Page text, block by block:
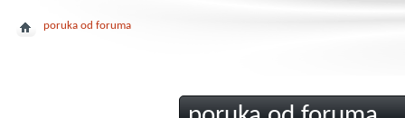
poruka od foruma